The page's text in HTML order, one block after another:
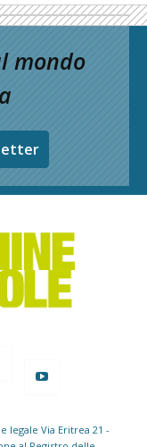
mondo
legale Via Eritrea 21 -